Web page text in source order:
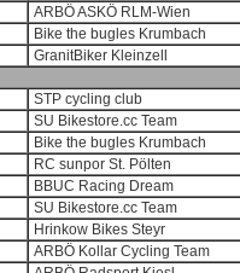
ARBÖ ASKÖ RLM-Wien
Bike the bugles Krumbach
GranitBiker Kleinzell
STP cycling club
SU Bikestore.cc Team
Bike the bugles Krumbach
RC sunpor St. Pölten
BBUC Racing Dream
SU Bikestore.cc Team
Hrinkow Bikes Steyr
ARBÖ Kollar Cycling Team